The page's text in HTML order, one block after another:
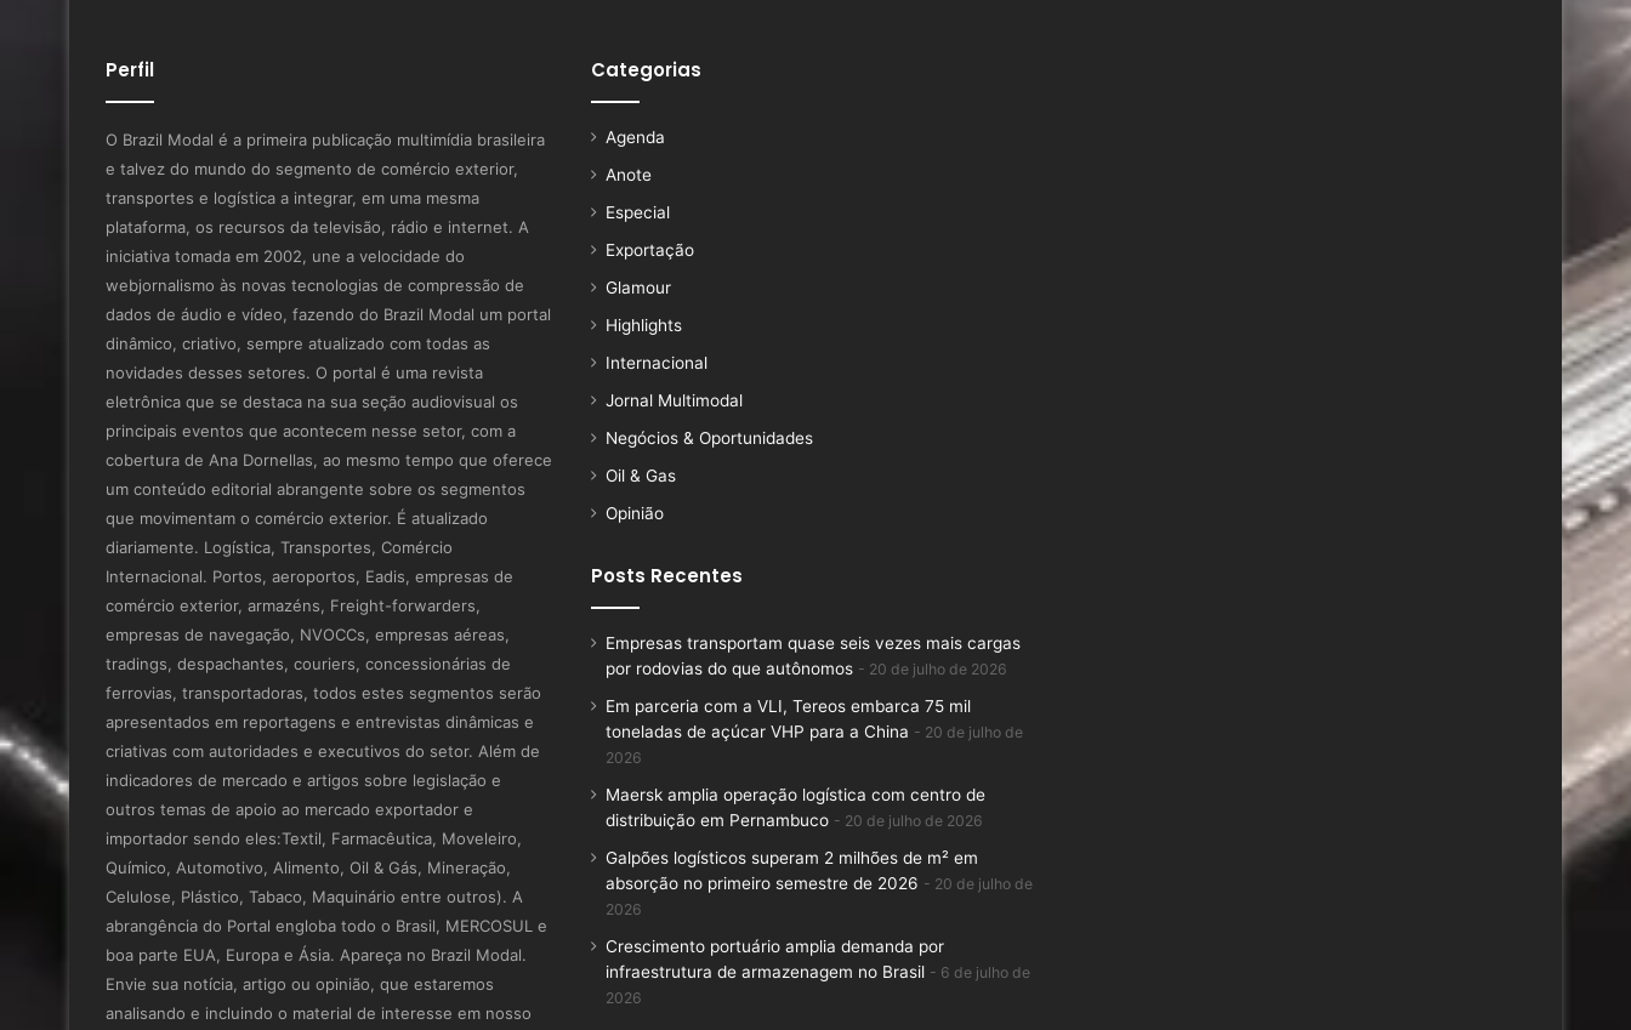
Perfil
O Brazil Modal é a primeira publicação multimídia brasileira
e talvez do mundo do segmento de comércio exterior,
transportes e logística a integrar, em uma mesma
plataforma, os recursos da televisão, rádio e internet. A
iniciativa tomada em 2002, une a velocidade do
webjornalismo às novas tecnologias de compressão de
dados de áudio e vídeo, fazendo do Brazil Modal um portal
dinâmico, criativo, sempre atualizado com todas as
novidades desses setores. O portal é uma revista
eletrônica que se destaca na sua seção audiovisual os
principais eventos que acontecem nesse setor, com a
cobertura de Ana Dornellas, ao mesmo tempo que oferece
um conteúdo editorial abrangente sobre os segmentos
que movimentam o comércio exterior. É atualizado
diariamente. Logística, Transportes, Comércio
Internacional. Portos, aeroportos, Eadis, empresas de
comércio exterior, armazéns, Freight-forwarders,
empresas de navegação, NVOCCs, empresas aéreas,
tradings, despachantes, couriers, concessionárias de
ferrovias, transportadoras, todos estes segmentos serão
apresentados em reportagens e entrevistas dinâmicas e
criativas com autoridades e executivos do setor. Além de
indicadores de mercado e artigos sobre legislação e
outros temas de apoio ao mercado exportador e
importador sendo eles:Textil, Farmacêutica, Moveleiro,
Químico, Automotivo, Alimento, Oil & Gás, Mineração,
Celulose, Plástico, Tabaco, Maquinário entre outros). A
abrangência do Portal engloba todo o Brasil, MERCOSUL e
boa parte EUA, Europa e Ásia. Apareça no Brazil Modal.
Envie sua notícia, artigo ou opinião, que estaremos
analisando e incluindo o material de interesse em nosso
Categorias
Agenda
Anote
Especial
Exportação
Glamour
Highlights
Internacional
Jornal Multimodal
Negócios & Oportunidades
Oil & Gas
Opinião
Posts Recentes
Empresas transportam quase seis vezes mais cargas
por rodovias do que autônomos
20 de julho de 2026
Em parceria com a VLI, Tereos embarca 75 mil
toneladas de açúcar VHP para a China
20 de julho de
2026
Maersk amplia operação logística com centro de
distribuição em Pernambuco
20 de julho de 2026
Galpões logísticos superam 2 milhões de m² em
absorção no primeiro semestre de 2026
20 de julho de
2026
Crescimento portuário amplia demanda por
infraestrutura de armazenagem no Brasil
6 de julho de
2026